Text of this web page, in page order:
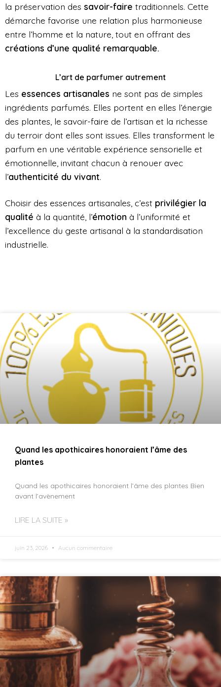
la préservation des savoir-faire traditionnels. Cette
démarche favorise une relation plus harmonieuse
entre l’homme et la nature, tout en offrant des
créations d’une qualité remarquable.
L’art de parfumer autrement
Les essences artisanales ne sont pas de simples
ingrédients parfumés. Elles portent en elles l’énergie
des plantes, le savoir-faire de l’artisan et la richesse
du terroir dont elles sont issues. Elles transforment le
parfum en une véritable expérience sensorielle et
émotionnelle, invitant chacun à renouer avec
l’authenticité du vivant.
Choisir des essences artisanales, c’est privilégier la
qualité à la quantité, l’émotion à l’uniformité et
l’excellence du geste artisanal à la standardisation
industrielle.
Quand les apothicaires honoraient l’âme des
plantes
Quand les apothicaires honoraient l’âme des plantes Bien
avant l’avènement
LIRE LA SUITE »
juin 23, 2026 Aucun commentaire